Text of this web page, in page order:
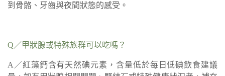
到骨骼、牙齒與夜間狀態的感受。
Q／甲狀腺或特殊族群可以吃嗎？
A／紅藻鈣含有天然碘元素，含量低於每日低碘飲食建議